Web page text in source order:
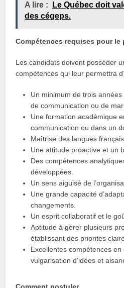
A lire :
Le Québec doit
des cégeps.
Compétences requises pour le
Les candidats doivent posséder
compétences qui leur permettra
Un minimum de trois années
de communication ou de
Une formation académique
communication ou dans un
Maîtrise des langues
Une attitude proactive et un
Des compétences
développées.
Un sens aiguisé de
Une grande capacité
changements.
Un esprit collaboratif et le
Aptitude à gérer plusieurs
établissant des priorités
Excellentes compétences
vulgarisation d’idées et